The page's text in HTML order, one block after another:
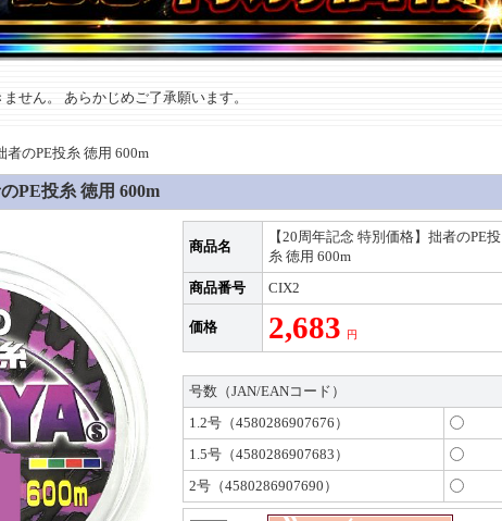
せん。 あらかじめご了承願います。
のPE投糸 徳用 600m
PE投糸 徳用 600m
商品名
【20周年記念 特別価格】拙者のPE投
糸 徳用 600m
商品番号
CIX2
価格 2,683 円
号数（JAN/EANコード）
1.2号（4580286907676）
1.5号（4580286907683）
2号（4580286907690）